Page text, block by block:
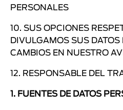
PERSONALES
10. SUS OPCIONES
DIVULGAMOS SUS DATOS
CAMBIOS EN NUESTRO
12. RESPONSABLE DEL
1. FUENTES DE DATOS